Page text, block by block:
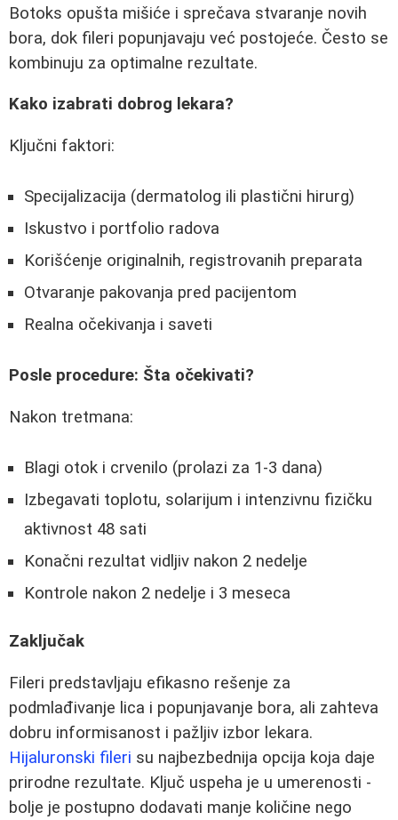
Botoks opušta mišiće i sprečava stvaranje novih
bora, dok fileri popunjavaju već postojeće. Često se
kombinuju za optimalne rezultate.
Kako izabrati dobrog lekara?
Ključni faktori:
Specijalizacija (dermatolog ili plastični hirurg)
Iskustvo i portfolio radova
Korišćenje originalnih, registrovanih preparata
Otvaranje pakovanja pred pacijentom
Realna očekivanja i saveti
Posle procedure: Šta očekivati?
Nakon tretmana:
Blagi otok i crvenilo (prolazi za 1-3 dana)
Izbegavati toplotu, solarijum i intenzivnu fizičku
aktivnost 48 sati
Konačni rezultat vidljiv nakon 2 nedelje
Kontrole nakon 2 nedelje i 3 meseca
Zaključak
Fileri predstavljaju efikasno rešenje za
podmlađivanje lica i popunjavanje bora, ali zahteva
dobru informisanost i pažljiv izbor lekara.
Hijaluronski fileri su najbezbednija opcija koja daje
prirodne rezultate. Ključ uspeha je u umerenosti -
bolje je postupno dodavati manje količine nego